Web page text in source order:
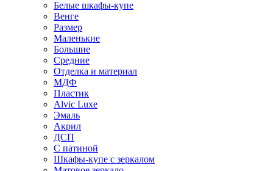
Белые шкафы-купе
Венге
Размер
Маленькие
Большие
Средние
Отделка и материал
МДФ
Пластик
Alvic Luxe
Эмаль
Акрил
ДСП
С патиной
Шкафы-купе с зеркалом